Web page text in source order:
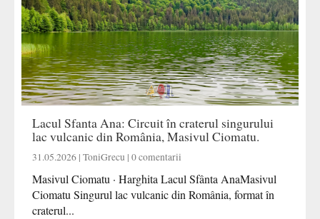
Lacul Sfanta Ana: Circuit în craterul singurului
lac vulcanic din România, Masivul Ciomatu.
31.05.2026 | ToniGrecu | 0 comentarii
Masivul Ciomatu · Harghita Lacul Sfânta AnaMasivul
Ciomatu Singurul lac vulcanic din România, format în
craterul...